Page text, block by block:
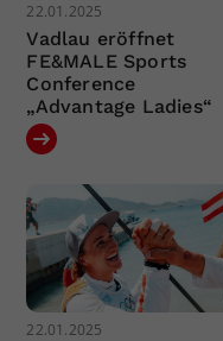
22.01.2025
Vadlau eröffnet
FE&MALE Sports
Conference
„Advantage Ladies“
22.01.2025